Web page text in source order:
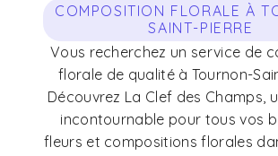
COMPOSITION FLORALE À
SAINT-PIERRE
Vous recherchez un service de
florale de qualité à Tournon-
Découvrez La Clef des Champs,
incontournable pour tous vos
fleurs et compositions florales